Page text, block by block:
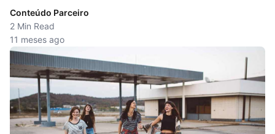
Conteúdo Parceiro
2 Min Read
11 meses ago